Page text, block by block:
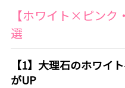
【ホワイト×ピンク
選
【1】大理石のホワイ
がUP